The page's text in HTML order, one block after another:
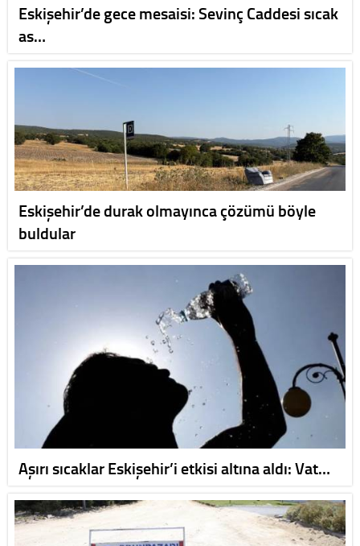
Eskişehir’de gece mesaisi: Sevinç Caddesi sıcak
as…
Eskişehir’de durak olmayınca çözümü böyle
buldular
Aşırı sıcaklar Eskişehir’i etkisi altına aldı: Vat…